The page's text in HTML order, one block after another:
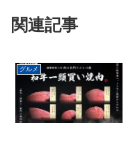
関連記事
グルメ